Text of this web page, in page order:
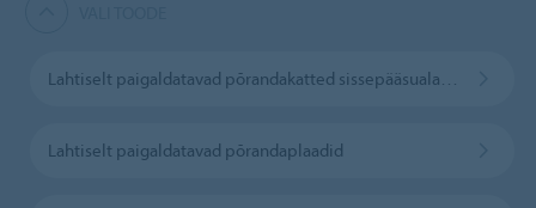
Lahtiselt paigaldatavad põrandaplaadid